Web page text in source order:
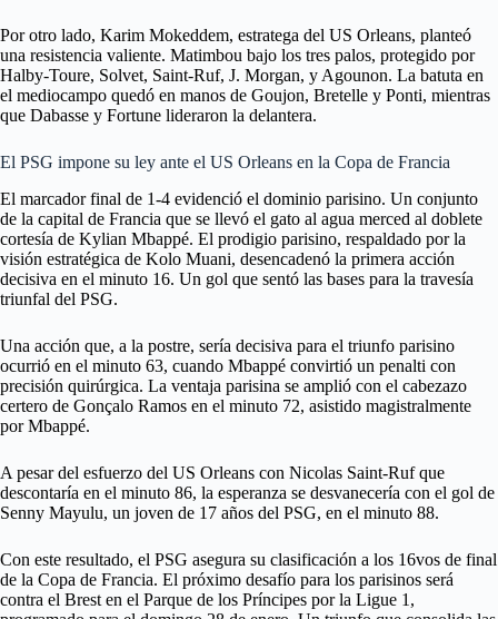
Por otro lado, Karim Mokeddem, estratega del US Orleans, planteó
una resistencia valiente. Matimbou bajo los tres palos, protegido por
Halby-Toure, Solvet, Saint-Ruf, J. Morgan, y Agounon. La batuta en
el mediocampo quedó en manos de Goujon, Bretelle y Ponti, mientras
que Dabasse y Fortune lideraron la delantera.
El PSG impone su ley ante el US Orleans en la Copa de Francia
El marcador final de 1-4 evidenció el dominio parisino. Un conjunto
de la capital de Francia que se llevó el gato al agua merced al doblete
cortesía de Kylian Mbappé. El prodigio parisino, respaldado por la
visión estratégica de Kolo Muani, desencadenó la primera acción
decisiva en el minuto 16. Un gol que sentó las bases para la travesía
triunfal del PSG.
Una acción que, a la postre, sería decisiva para el triunfo parisino
ocurrió en el minuto 63, cuando Mbappé convirtió un penalti con
precisión quirúrgica. La ventaja parisina se amplió con el cabezazo
certero de Gonçalo Ramos en el minuto 72, asistido magistralmente
por Mbappé.
A pesar del esfuerzo del US Orleans con Nicolas Saint-Ruf que
descontaría en el minuto 86, la esperanza se desvanecería con el gol de
Senny Mayulu, un joven de 17 años del PSG, en el minuto 88.
Con este resultado, el PSG asegura su clasificación a los 16vos de final
de la Copa de Francia. El próximo desafío para los parisinos será
contra el Brest en el Parque de los Príncipes por la Ligue 1,